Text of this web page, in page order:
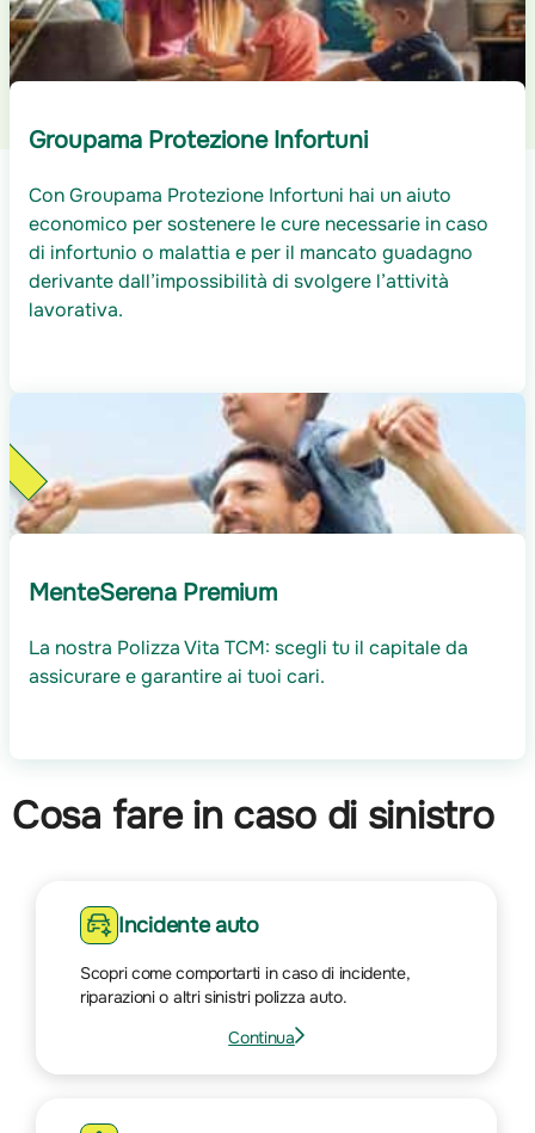
Groupama Protezione Infortuni
Con Groupama Protezione Infortuni hai un aiuto
economico per sostenere le cure necessarie in caso
di infortunio o malattia e per il mancato guadagno
derivante dall’impossibilità di svolgere l’attività
lavorativa.
MenteSerena Premium
La nostra Polizza Vita TCM: scegli tu il capitale da
assicurare e garantire ai tuoi cari.
Cosa fare in caso di sinistro
Incidente auto
Scopri come comportarti in caso di incidente,
riparazioni o altri sinistri polizza auto.
Vai
alla
Continua